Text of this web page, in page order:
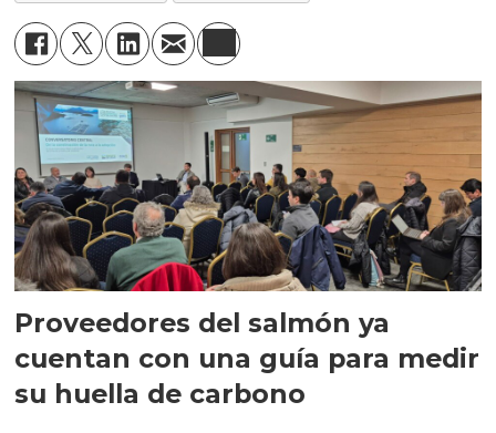
Proveedores del salmón ya
cuentan con una guía para medir
su huella de carbono